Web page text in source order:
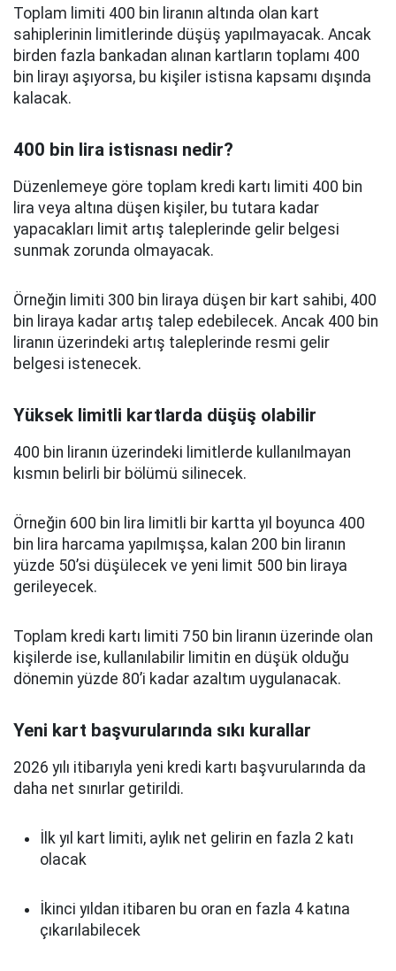
Toplam limiti 400 bin liranın altında olan kart
sahiplerinin limitlerinde düşüş yapılmayacak. Ancak
birden fazla bankadan alınan kartların toplamı 400
bin lirayı aşıyorsa, bu kişiler istisna kapsamı dışında
kalacak.
400 bin lira istisnası nedir?
Düzenlemeye göre toplam kredi kartı limiti 400 bin
lira veya altına düşen kişiler, bu tutara kadar
yapacakları limit artış taleplerinde gelir belgesi
sunmak zorunda olmayacak.
Örneğin limiti 300 bin liraya düşen bir kart sahibi, 400
bin liraya kadar artış talep edebilecek. Ancak 400 bin
liranın üzerindeki artış taleplerinde resmi gelir
belgesi istenecek.
Yüksek limitli kartlarda düşüş olabilir
400 bin liranın üzerindeki limitlerde kullanılmayan
kısmın belirli bir bölümü silinecek.
Örneğin 600 bin lira limitli bir kartta yıl boyunca 400
bin lira harcama yapılmışsa, kalan 200 bin liranın
yüzde 50’si düşülecek ve yeni limit 500 bin liraya
gerileyecek.
Toplam kredi kartı limiti 750 bin liranın üzerinde olan
kişilerde ise, kullanılabilir limitin en düşük olduğu
dönemin yüzde 80’i kadar azaltım uygulanacak.
Yeni kart başvurularında sıkı kurallar
2026 yılı itibarıyla yeni kredi kartı başvurularında da
daha net sınırlar getirildi.
İlk yıl kart limiti, aylık net gelirin en fazla 2 katı
olacak
İkinci yıldan itibaren bu oran en fazla 4 katına
çıkarılabilecek